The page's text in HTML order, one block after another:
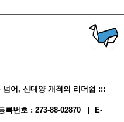
어, 신대양 개척의 리더쉽 :::
록번호 : 273-88-02870 | E-